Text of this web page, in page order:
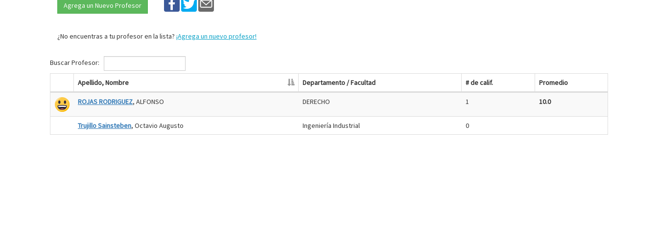
Agrega un Nuevo Profesor
¿No encuentras a tu profesor en la lista? ¡Agrega un nuevo profesor!
Buscar Profesor:
Apellido, Nombre Departamento / Facultad # de calif. Promedio
ROJAS RODRIGUEZ, ALFONSO DERECHO 1 10.0
Trujillo Sainsteben, Octavio Augusto Ingeniería Industrial 0